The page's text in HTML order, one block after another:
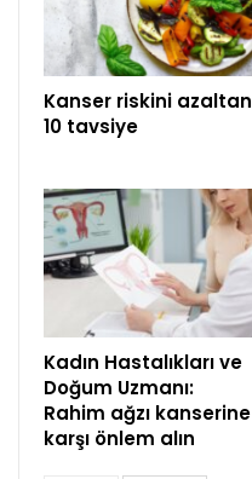
Kanser riskini azaltan
10 tavsiye
Kadın Hastalıkları ve
Doğum Uzmanı:
Rahim ağzı kanserine
karşı önlem alın